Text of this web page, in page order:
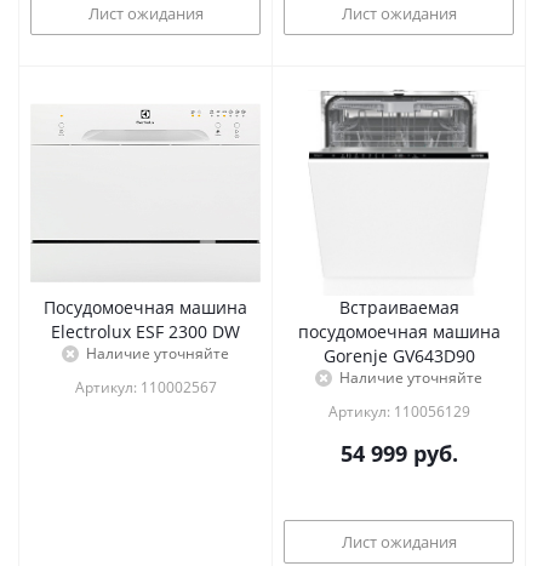
Лист ожидания Лист ожидания
Посудомоечная машина
Electrolux ESF 2300 DW
Наличие уточняйте
Артикул: 110002567
Встраиваемая
посудомоечная машина
Gorenje GV643D90
Наличие уточняйте
Артикул: 110056129
54 999руб.
Лист ожидания